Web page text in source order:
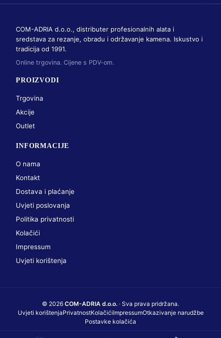
COM-ADRIA d.o.o., distributer profesionalnih alata i
sredstava za rezanje, obradu i održavanje kamena. Iskustvo i
tradicija od 1991.
Online trgovina. Cijene s PDV-om.
PROIZVODI
Trgovina
Akcije
Outlet
INFORMACIJE
O nama
Kontakt
Dostava i plaćanje
Uvjeti poslovanja
Politika privatnosti
Kolačići
Impressum
Uvjeti korištenja
© 2026 COM-ADRIA d.o.o. · Sva prava pridržana.
Uvjeti korištenjaPrivatnostKolačićiImpressumOtkazivanje narudžbe
Postavke kolačića